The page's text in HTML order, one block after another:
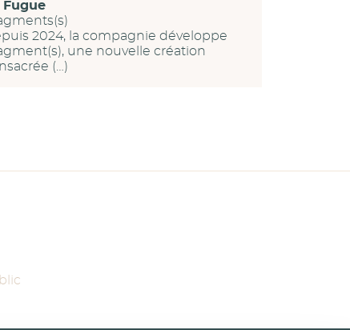
Fugue
2024, la compagnie développe
une nouvelle création
(…)